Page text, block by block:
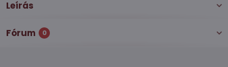
Leírás
Fórum 0